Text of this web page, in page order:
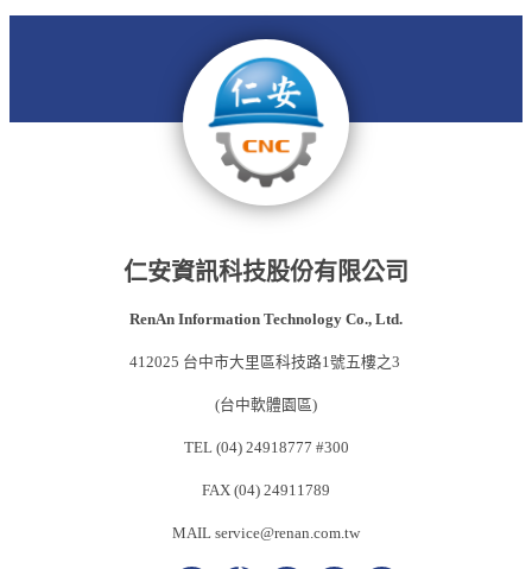
仁安資訊科技股份有限公司
RenAn Information Technology Co., Ltd.
412025 台中市大里區科技路1號五樓之3
(台中軟體園區)
TEL (04) 24918777 #300
FAX (04) 24911789
MAIL service@renan.com.tw